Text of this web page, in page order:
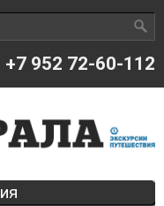
+7 952 72-60-112